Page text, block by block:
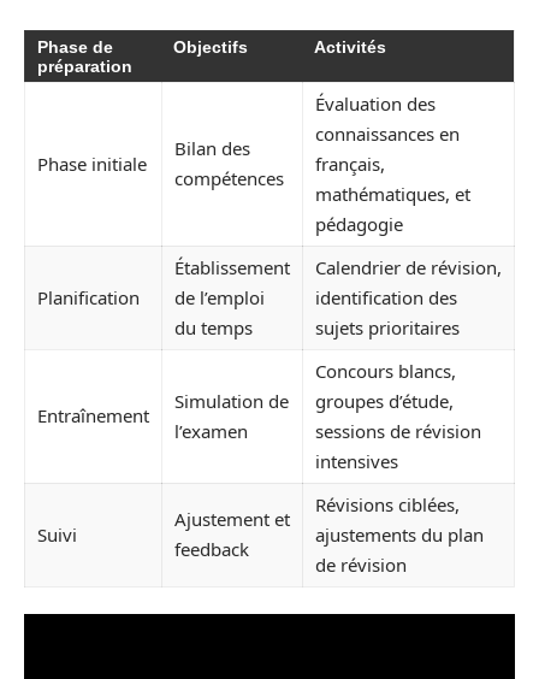
Phase de
préparation
Objectifs Activités
Phase initiale
Bilan des
compétences
Évaluation des
connaissances en
français,
mathématiques, et
pédagogie
Planification
Établissement
de l’emploi
du temps
Calendrier de révision,
identification des
sujets prioritaires
Entraînement
Simulation de
l’examen
Concours blancs,
groupes d’étude,
sessions de révision
intensives
Suivi
Ajustement et
feedback
Révisions ciblées,
ajustements du plan
de révision